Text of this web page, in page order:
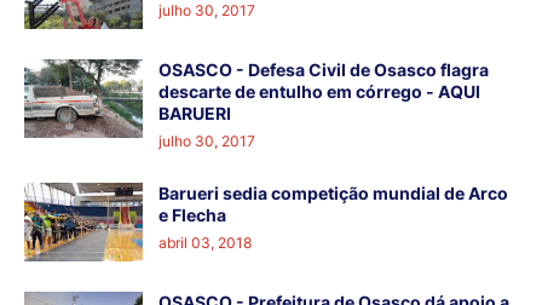
julho 30, 2017
OSASCO - Defesa Civil de Osasco flagra
descarte de entulho em córrego - AQUI
BARUERI
julho 30, 2017
Barueri sedia competição mundial de Arco
e Flecha
abril 03, 2018